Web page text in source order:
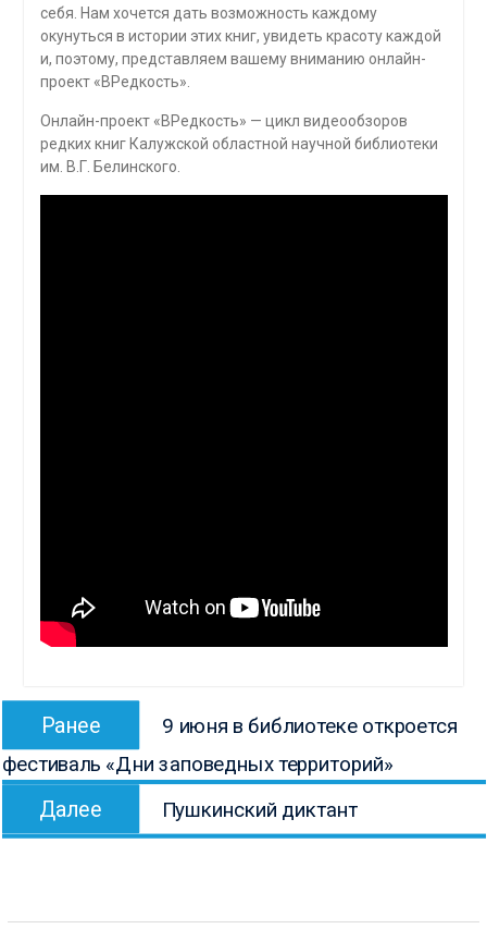
себя. Нам хочется дать возможность каждому
окунуться в истории этих книг, увидеть красоту каждой
и, поэтому, представляем вашему вниманию онлайн-
проект «ВРедкость».
Онлайн-проект «ВРедкость» — цикл видеообзоров
редких книг Калужской областной научной библиотеки
им. В.Г. Белинского.
Навигация
записям
Ранее Предыдущая
запись:
9 июня в библиотеке откроется
фестиваль «Дни заповедных территорий»
Далее
запись:
Пушкинский диктант